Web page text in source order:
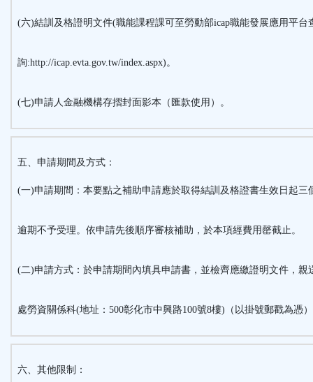
(六)結訓及格證明文件(職能課程課可至勞動部icap職能發展應用平台
詢:http://icap.evta.gov.tw/index.aspx)。
(七)申請人金融機構存摺封面影本（匯款使用）。
五、申請期間及方式：
(一)申請期間：本要點之補助申請應於取得結訓及格證書生效日起三
逾期不予受理。依申請先後順序審核補助，於本項經費用罄截止。
(二)申請方式：於申請期間內填具申請書，並檢齊應繳證明文件，親
處勞資關係科(地址：500彰化市中興路100號8樓)（以掛號郵戳為憑
六、其他限制：